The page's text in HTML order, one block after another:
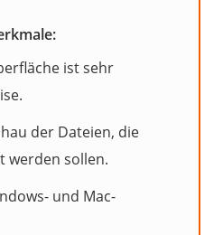
ist sehr
der Dateien, die
werden sollen.
und Mac-